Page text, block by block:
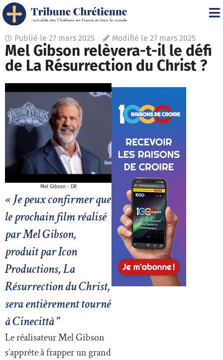
Publié le 27 mars 2025 Modifié le 27 mars 2025
Mel Gibson relèvera-t-il le défi
de La Résurrection du Christ ?
Mel Gibson - DR
« Je peux confirmer que
le prochain film réalisé
par Mel Gibson,
produit par Icon
Productions, La
Résurrection du Christ,
sera entièrement tourné
à Cinecittà "
Le réalisateur Mel Gibson
s’apprête à frapper un grand